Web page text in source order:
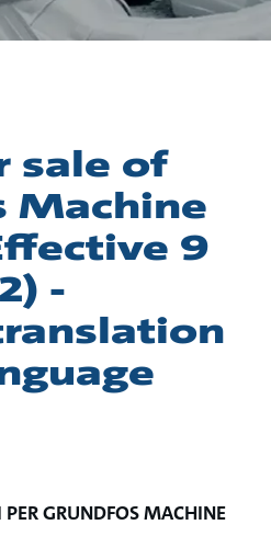
sale of
Machine
9
-
GRUNDFOS MACHINE